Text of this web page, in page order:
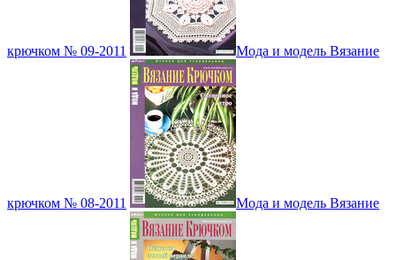
крючком № 09-2011 Мода и модель Вязание
крючком № 08-2011 Мода и модель Вязание